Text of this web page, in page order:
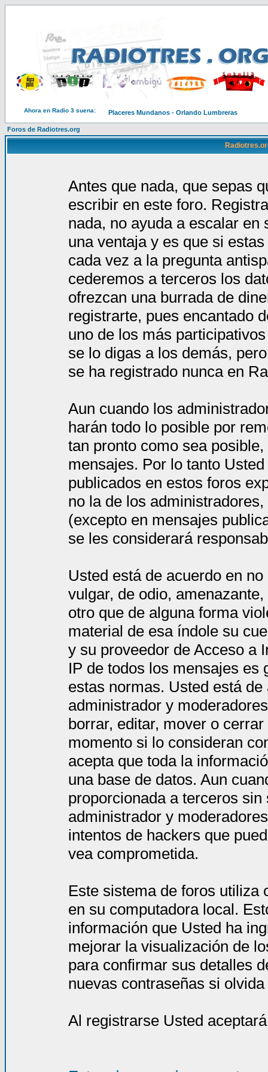
Ahora en Radio 3 suena: Placeres Mundanos - Orlando Lumbreras
Foros de Radiotres.org
Antes que nada, que sepas
escribir en este foro.
nada, no ayuda a escalar en
una ventaja y es que si
cada vez a la pregunta
cederemos a terceros los
ofrezcan una burrada de
registrarte, pues encantado
uno de los más
se lo digas a los demás,
se ha registrado nunca en
Aun cuando los
harán todo lo posible por
tan pronto como sea
mensajes. Por lo tanto
publicados en estos foros
no la de los
(excepto en mensajes
se les considerará
Usted está de acuerdo en
vulgar, de odio,
otro que de alguna forma
material de esa índole su
y su proveedor de Acceso a
IP de todos los mensajes es
estas normas. Usted está
administrador y
borrar, editar, mover o
momento si lo consideran
acepta que toda la
una base de datos. Aun
proporcionada a terceros
administrador y
intentos de hackers que
vea comprometida.
Este sistema de foros utiliza
en su computadora local.
información que Usted ha
mejorar la visualización de
para confirmar sus detalles
nuevas contraseñas si
Al registrarse Usted